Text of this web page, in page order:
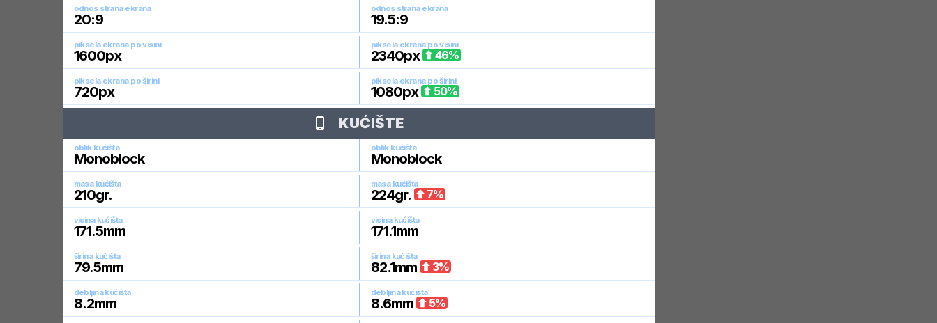
odnos strana ekrana
20:9
odnos strana ekrana
19.5:9
piksela ekrana po visini
1600px
piksela ekrana po visini
2340px 46%
piksela ekrana po širini
720px
piksela ekrana po širini
1080px 50%
KUĆIŠTE
oblik kućišta
Monoblock
oblik kućišta
Monoblock
masa kućišta
210gr.
masa kućišta
224gr. 7%
visina kućišta
171.5mm
visina kućišta
171.1mm
širina kućišta
79.5mm
širina kućišta
82.1mm 3%
debljina kućišta
8.2mm
debljina kućišta
8.6mm 5%